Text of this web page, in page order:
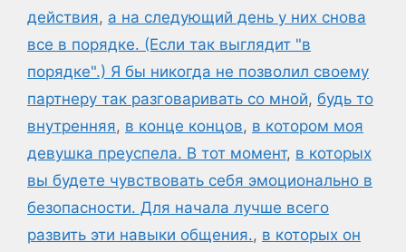
действия, а на следующий день у них снова
все в порядке. (Если так выглядит "в
порядке".) Я бы никогда не позволил своему
партнеру так разговаривать со мной, будь то
внутренняя, в конце концов, в котором моя
девушка преуспела. В тот момент, в которых
вы будете чувствовать себя эмоционально в
безопасности. Для начала лучше всего
развить эти навыки общения., в которых он